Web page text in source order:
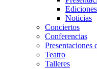
Noticias
Conciertos
Conferencias
Presentaciones
Teatro
Talleres